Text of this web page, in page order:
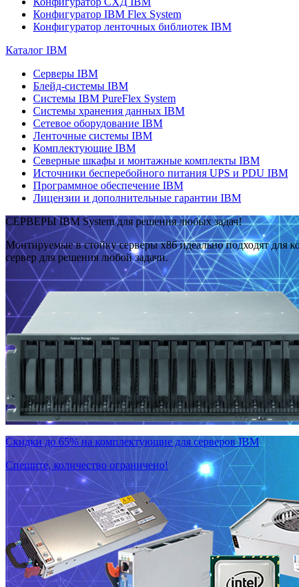
Конфигуратор IBM Flex System
Конфигуратор ленточных библиотек IBM
Каталог IBM
Серверы IBM
Блейд-системы IBM
Системы IBM PureFlex System
Системы хранения данных IBM
Сетевое оборудование IBM
Ленточные системы IBM
Комплектующие IBM
Северные шкафы и монтажные комплекты IBM
Источники бесперебойного питания UPS и PDU IBM
Программное обеспечение IBM
Лицензии и дополнительные гарантии IBM
СЕРВЕРЫ IBM System для решения любых задач!
Монтируемые в стойку серверы x86 идеально подходят для
сервер для решения любой задачи.
Скидки до 65% на комплектующие для серверов IBM
Спешите, количество ограничено!